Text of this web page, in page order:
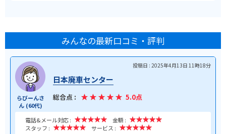
みんなの最新口コミ・評判
投稿日 : 2025年4月13日 11時18分
らびーんさ
ん (60代)
日本廃車センター
総合点 : 5.0点
電話&メール対応 :
金額 :
スタッフ :
サービス :